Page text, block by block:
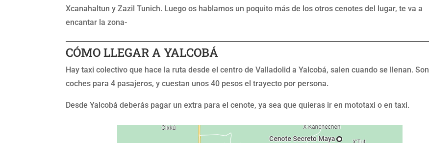
Xcanahaltun y Zazil Tunich. Luego os hablamos un poquito más de los otros cenotes del lugar, te va a
encantar la zona-
CÓMO LLEGAR A YALCOBÁ
Hay taxi colectivo que hace la ruta desde el centro de Valladolid a Yalcobá, salen cuando se llenan. Son
coches para 4 pasajeros, y cuestan unos 40 pesos el trayecto por persona.
Desde Yalcobá deberás pagar un extra para el cenote, ya sea que quieras ir en mototaxi o en taxi.